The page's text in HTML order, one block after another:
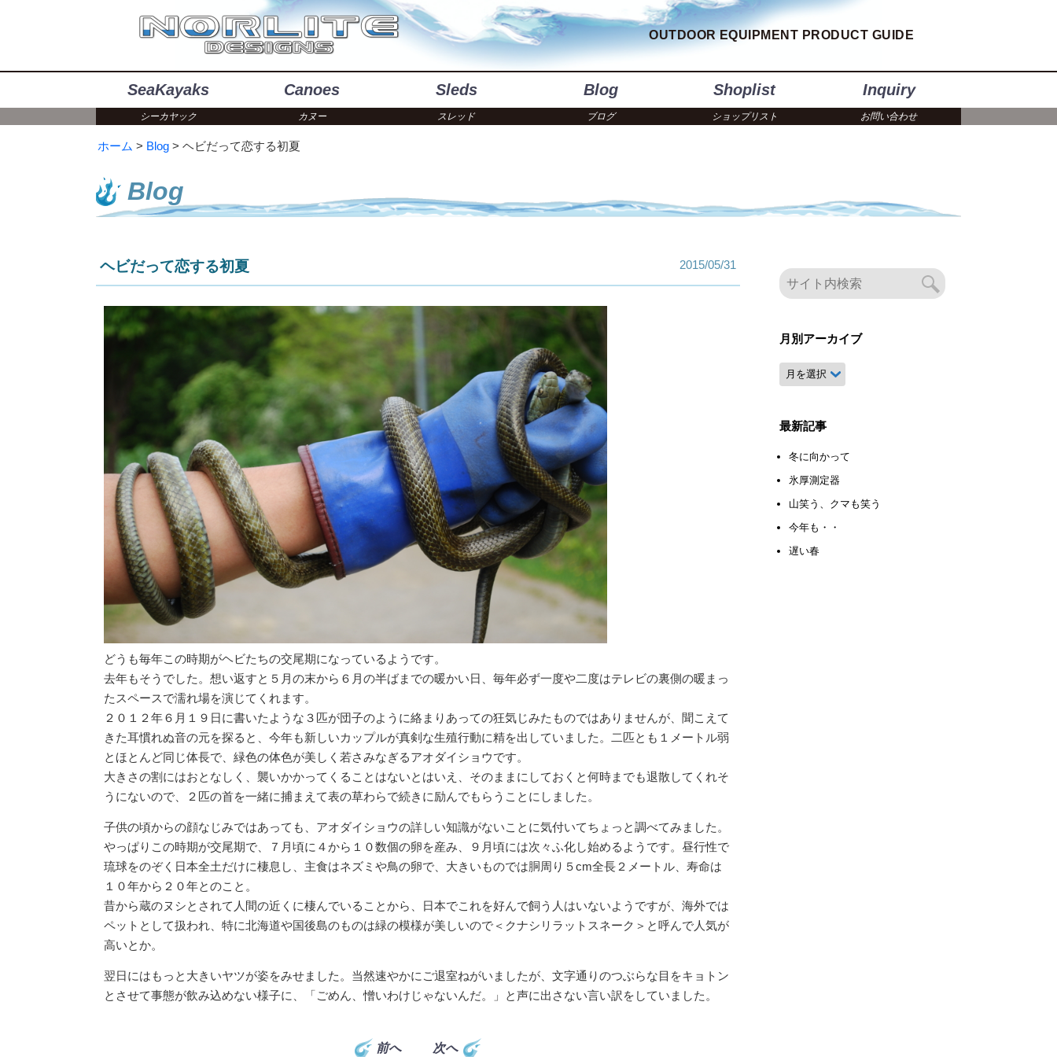
OUTDOOR EQUIPMENT PRODUCT GUIDE
SeaKayaks
シーカヤック
Canoes
カヌー
Sleds
スレッド
Blog
ブログ
Shoplist
ショップリスト
Inquiry
お問い合わせ
ホーム Blog ヘビだって恋する初夏
Blog
ヘビだって恋する初夏 2015/05/31
どうも毎年この時期がヘビたちの交尾期になっているようです。
去年もそうでした。想い返すと５月の末から６月の半ばまでの暖かい日、毎年必ず一度や二度はテレビの裏側の暖まっ
たスペースで濡れ場を演じてくれます。
２０１２年６月１９日に書いたような３匹が団子のように絡まりあっての狂気じみたものではありませんが、聞こえて
きた耳慣れぬ音の元を探ると、今年も新しいカップルが真剣な生殖行動に精を出していました。二匹とも１メートル弱
とほとんど同じ体長で、緑色の体色が美しく若さみなぎるアオダイショウです。
大きさの割にはおとなしく、襲いかかってくることはないとはいえ、そのままにしておくと何時までも退散してくれそ
うにないので、２匹の首を一緒に捕まえて表の草わらで続きに励んでもらうことにしました。
子供の頃からの顔なじみではあっても、アオダイショウの詳しい知識がないことに気付いてちょっと調べてみました。
やっぱりこの時期が交尾期で、７月頃に４から１０数個の卵を産み、９月頃には次々ふ化し始めるようです。昼行性で
琉球をのぞく日本全土だけに棲息し、主食はネズミや鳥の卵で、大きいものでは胴周り５cm全長２メートル、寿命は
１０年から２０年とのこと。
昔から蔵のヌシとされて人間の近くに棲んでいることから、日本でこれを好んで飼う人はいないようですが、海外では
ペットとして扱われ、特に北海道や国後島のものは緑の模様が美しいので＜クナシリラットスネーク＞と呼んで人気が
高いとか。
翌日にはもっと大きいヤツが姿をみせました。当然速やかにご退室ねがいましたが、文字通りのつぶらな目をキョトン
とさせて事態が飲み込めない様子に、「ごめん、憎いわけじゃないんだ。」と声に出さない言い訳をしていました。
前へ 次へ
月別アーカイブ
月
別
ー
イ
ブ
最新記事
冬に向かって
氷厚測定器
山笑う、クマも笑う
今年も・・
遅い春